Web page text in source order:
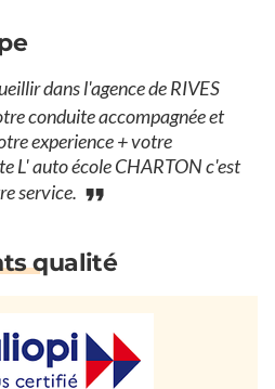
dans l'agence de RIVES
conduite accompagnée et
experience + votre
L' auto école CHARTON c'est
service.
qualité